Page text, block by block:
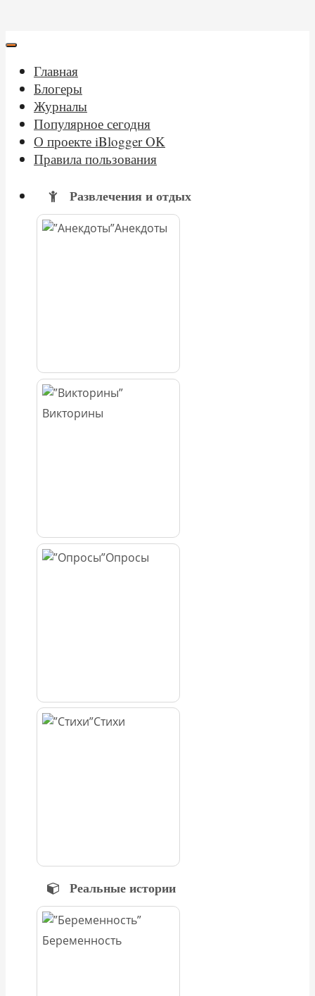
Главная
Блогеры
Журналы
Популярное сегодня
О проекте iBlogger OK
Правила пользования
Развлечения и отдых
Анекдоты
Викторины
Опросы
Стихи
Реальные истории
Беременность